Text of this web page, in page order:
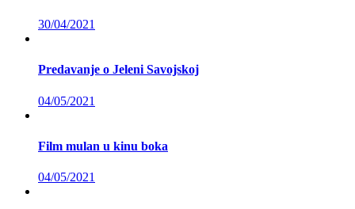
30/04/2021
Predavanje o Jeleni Savojskoj
04/05/2021
Film mulan u kinu boka
04/05/2021